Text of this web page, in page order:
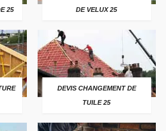
25
DE VELUX 25
DEVIS CHANGEMENT DE
TUILE 25